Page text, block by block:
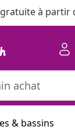
à partir
& bassins